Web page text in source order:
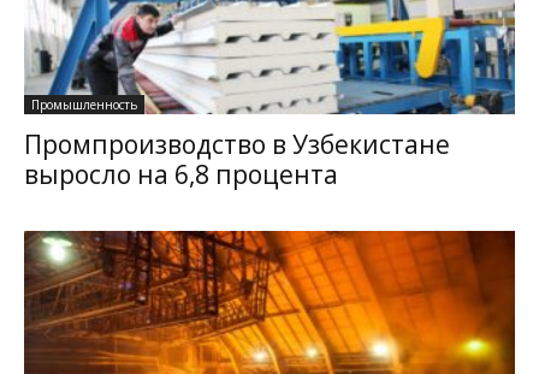
Промышленность
Промпроизводство в Узбекистане
выросло на 6,8 процента